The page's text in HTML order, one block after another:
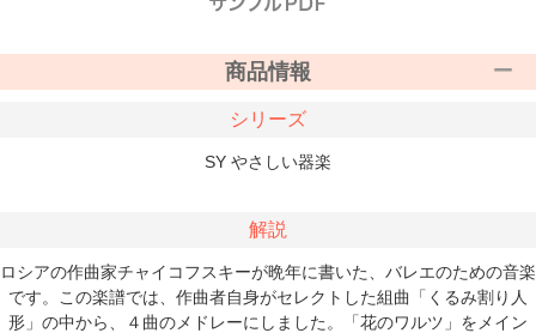
商品情報
シリーズ
SY やさしい器楽
解説
ロシアの作曲家チャイコフスキーが晩年に書いた、バレエのための音楽
です。この楽譜では、作曲者自身がセレクトした組曲「くるみ割り人
形」の中から、４曲のメドレーにしました。「花のワルツ」をメイン